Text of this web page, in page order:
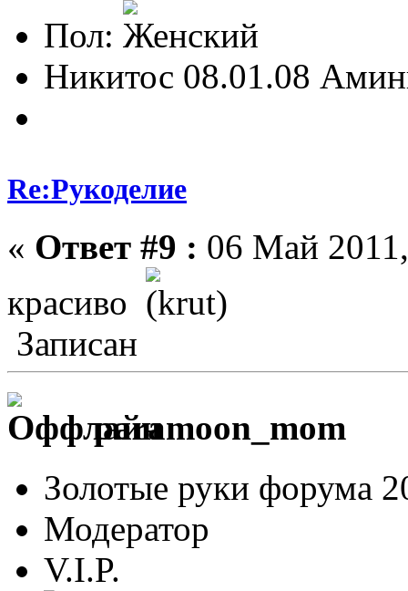
Пол:
Никитос 08.01.08
Re:Рукоделие
« Ответ #9 : 06 Май
красиво
Записан
paramoon_mom
Золотые руки форума
Модератор
V.I.P.